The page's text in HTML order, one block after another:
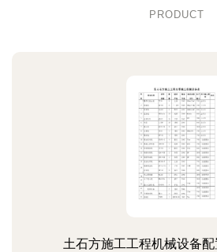
PRODUCT
土石方施工工程机械设备